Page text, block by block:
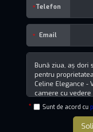
Telefon
Email
Sunt de acord cu